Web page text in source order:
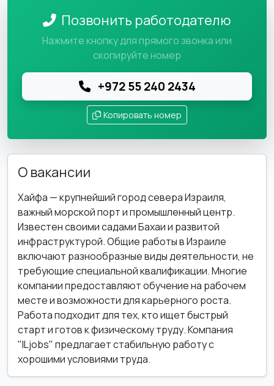
Позвонить работодателю
Нажмите кнопку для прямого звонка или
скопируйте номер
+972 55 240 2434
Копировать номер
О вакансии
Хайфа — крупнейший город севера Израиля,
важный морской порт и промышленный центр.
Известен своими садами Бахаи и развитой
инфраструктурой. Общие работы в Израиле
включают разнообразные виды деятельности, не
требующие специальной квалификации. Многие
компании предоставляют обучение на рабочем
месте и возможности для карьерного роста.
Работа подходит для тех, кто ищет быстрый
старт и готов к физическому труду. Компания
"ILjobs" предлагает стабильную работу с
хорошими условиями труда.